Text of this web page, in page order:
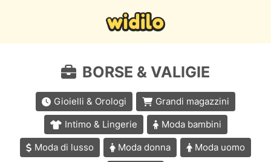
BORSE & VALIGIE
Gioielli & Orologi
Grandi magazzini
Intimo & Lingerie
Moda bambini
Moda di lusso
Moda donna
Moda uomo